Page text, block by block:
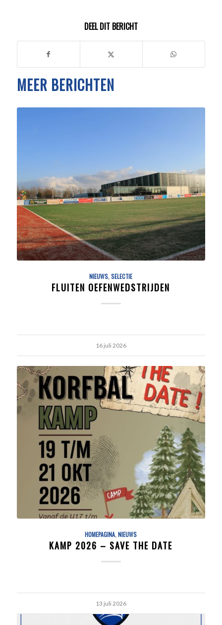
DEEL DIT BERICHT
MEER BERICHTEN
NIEUWS,SELECTIE
FLUITEN OEFENWEDSTRIJDEN
16 juli 2026
HOMEPAGINA,NIEUWS
KAMP 2026 – SAVE THE DATE
13 juli 2026